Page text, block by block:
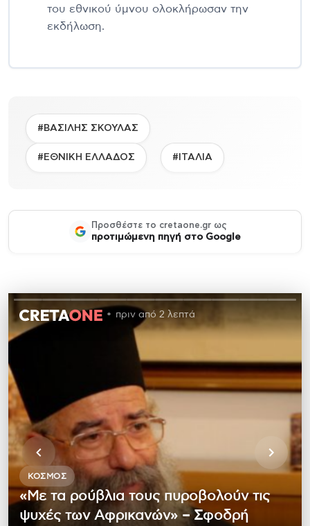
του εθνικού ύμνου ολοκλήρωσαν την
εκδήλωση.
#ΒΑΣΙΛΗΣ ΣΚΟΥΛΑΣ
#ΕΘΝΙΚΗ ΕΛΛΑΔΟΣ #ΙΤΑΛΙΑ
Προσθέστε το cretaone.gr ως
προτιμώμενη πηγή στο Google
πριν από 2 λεπτά
ΚΌΣΜΟΣ
«Με τα ρούβλια τους πυροβολούν τις
ψυχές των Αφρικανών» – Σφοδρή